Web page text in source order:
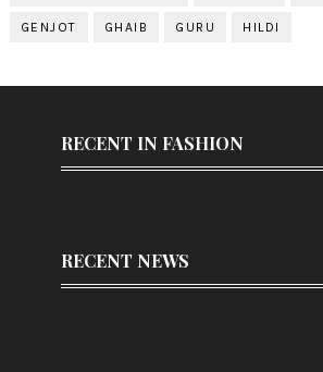
GENJOT GHAIB GURU HILDI
RECENT IN FASHION
RECENT NEWS